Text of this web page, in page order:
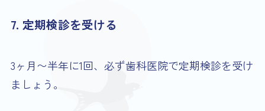
7. 定期検診を受ける
3ヶ月〜半年に1回、必ず歯科医院で定期検診を受け
ましょう。